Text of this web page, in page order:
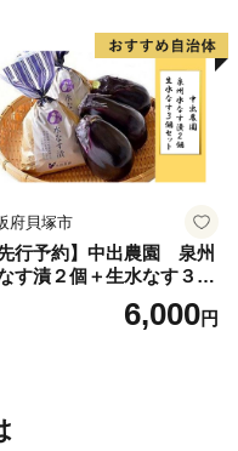
府貝塚市
先行予約】中出農園 泉州
す漬２個＋生水なす３個
6,000円